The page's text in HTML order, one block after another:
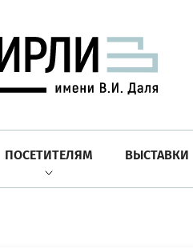
ПОСЕТИТЕЛЯМ ВЫСТАВКИ